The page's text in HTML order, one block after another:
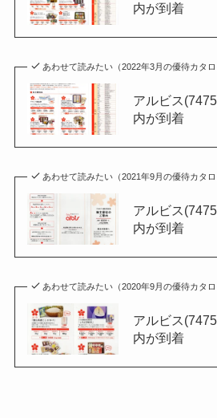
内が到着
あわせて読みたい（2022年3月の優待カタロ
アルビス
内が到着
あわせて読みたい（2021年9月の優待カタロ
アルビス
内が到着
あわせて読みたい（2020年9月の優待カタロ
アルビス
内が到着